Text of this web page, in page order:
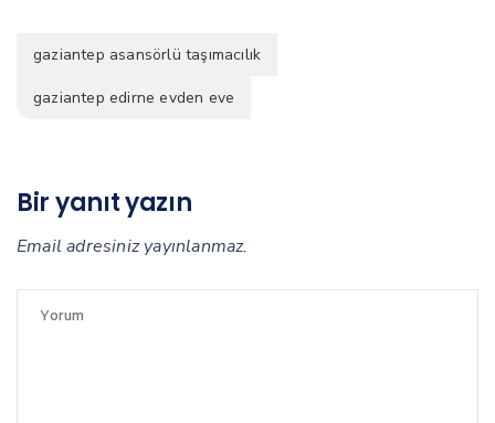
gaziantep asansörlü taşımacılık
gaziantep edirne evden eve
Bir yanıt yazın
Email adresiniz yayınlanmaz.